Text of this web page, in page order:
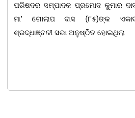
ମହାବିଦ୍ୟାଳୟର ଅଧ୍ୟକ୍ଷ ଡଃ ସୁନୀଲ
ପଟ୍ଟନାୟକଙ୍କ ପୈ।ରୋହିତ୍ୟରେ
ପ୍ରତିଷ୍ଠା ଉତ୍ସବ ସଭାରେ ମୁଖ୍ୟ ଅତିଥି